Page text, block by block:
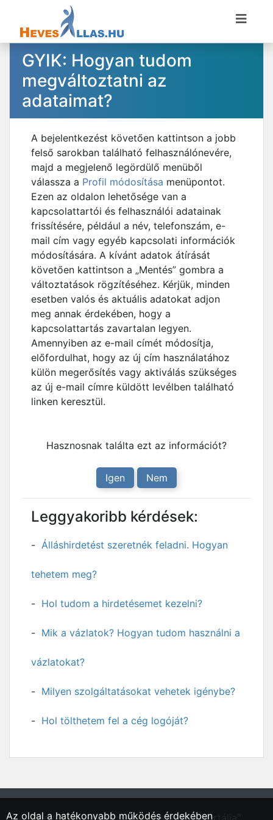
GYIK: Hogyan tudom
megváltoztatni az
adataimat?
A bejelentkezést követően kattintson a jobb
felső sarokban található felhasználónevére,
majd a megjelenő legördülő menüből
válassza a Profil módosítása menüpontot.
Ezen az oldalon lehetősége van a
kapcsolattartói és felhasználói adatainak
frissítésére, például a név, telefonszám, e-
mail cím vagy egyéb kapcsolati információk
módosítására. A kívánt adatok átírását
követően kattintson a „Mentés” gombra a
változtatások rögzítéséhez. Kérjük, minden
esetben valós és aktuális adatokat adjon
meg annak érdekében, hogy a
kapcsolattartás zavartalan legyen.
Amennyiben az e-mail címét módosítja,
előfordulhat, hogy az új cím használatához
külön megerősítés vagy aktiválás szükséges
az új e-mail címre küldött levélben található
linken keresztül.
Hasznosnak találta ezt az információt?
Igen Nem
Leggyakoribb kérdések:
Álláshirdetést szeretnék feladni. Hogyan
tehetem meg?
Hol tudom a hirdetésemet kezelni?
Mik a vázlatok? Hogyan tudom használni a
vázlatokat?
Milyen szolgáltatásokat vehetek igénybe?
Hol tölthetem fel a cég logóját?
"Heves, Heves vármegyei régió állásportálja"
Az oldal a hatékonyabb működés érdekében